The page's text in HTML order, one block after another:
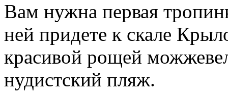
Вам нужна первая
ней придете к скале
красивой рощей
нудистский пляж.